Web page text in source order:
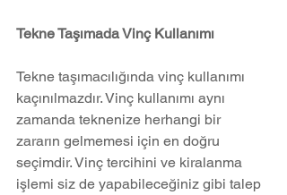
Tekne Taşımada Vinç Kullanımı
Tekne taşımacılığında vinç kullanımı
kaçınılmazdır. Vinç kullanımı aynı
zamanda teknenize herhangi bir
zararın gelmemesi için en doğru
seçimdir. Vinç tercihini ve kiralanma
işlemi siz de yapabileceğiniz gibi talep